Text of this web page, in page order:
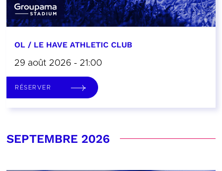
OL / LE HAVE ATHLETIC CLUB
29 août 2026 - 21:00
RÉSERVER
SEPTEMBRE 2026